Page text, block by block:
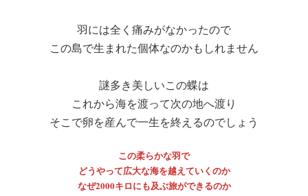
羽には全く痛みがなかったので
この島で生まれた個体なのかもしれません
謎多き美しいこの蝶は
これから海を渡って次の地へ渡り
そこで卵を産んで一生を終えるのでしょう
この柔らかな羽で
どうやって広大な海を越えていくのか
なぜ2000キロにも及ぶ旅ができるのか